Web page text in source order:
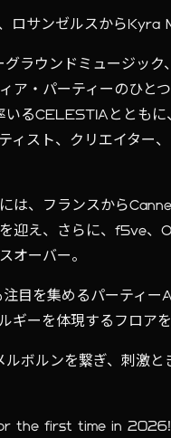
ロサンゼルスからKyra
グラウンドミュージッ
ア・パーティーのひと
いるCELESTIAととも
ィスト、クリエイター
は、フランスから
迎え、さらに、f5ve
オーバー。
注目を集めるパーティ
ギーを体現するフロアを
ルボルンを繋ぎ、刺激
the first time in